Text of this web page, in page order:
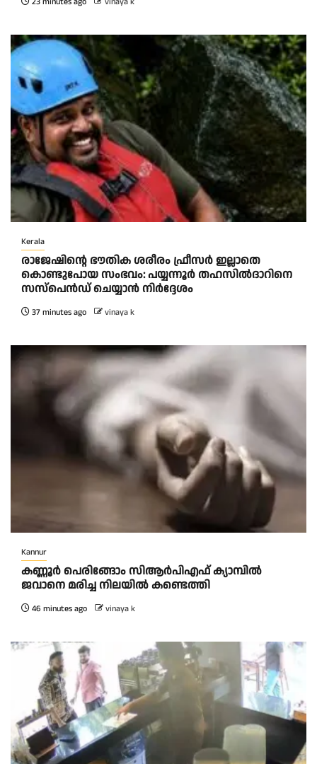
Kerala
രാജേഷിന്റെ ഭൗതിക ശരീരം ഫ്രീസർ ഇല്ലാതെ
കൊണ്ടുപോയ സംഭവം: പയ്യന്നൂർ തഹസിൽദാറിനെ
സസ്പെൻഡ് ചെയ്യാൻ നിർദ്ദേശം
37 minutes ago vinaya k
Kannur
കണ്ണൂർ പെരിങ്ങോം സിആർപിഎഫ് ക്യാമ്പിൽ
ജവാനെ മരിച്ച നിലയിൽ കണ്ടെത്തി
46 minutes ago vinaya k